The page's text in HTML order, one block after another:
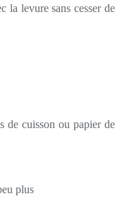
la levure sans cesser de
de cuisson ou papier de
plus